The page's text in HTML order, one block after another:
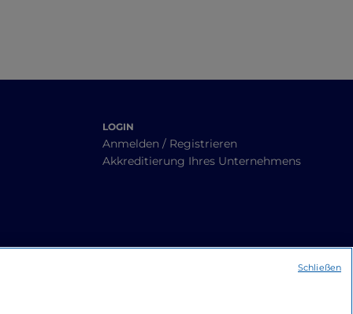
LOGIN
Anmelden / Registrieren
Akkreditierung Ihres Unternehmens
Schließen